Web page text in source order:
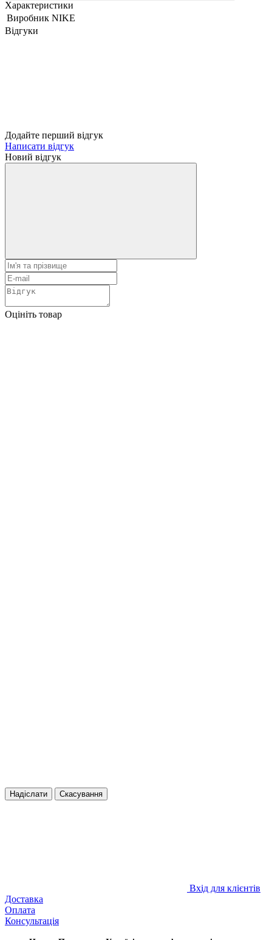
Характеристики
Виробник NIKE
Відгуки
Додайте перший відгук
Написати відгук
Новий відгук
Оцініть товар
Надіслати Скасування
Вхід для клієнтів
Доставка
Оплата
Консультація